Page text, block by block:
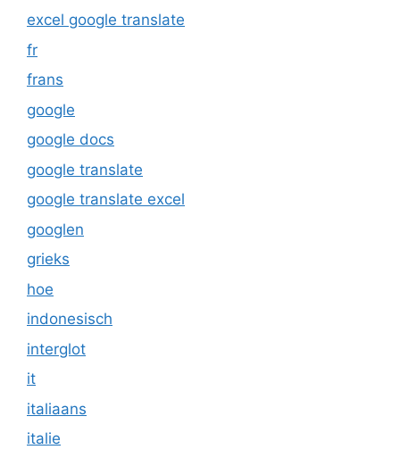
excel google translate
fr
frans
google
google docs
google translate
google translate excel
googlen
grieks
hoe
indonesisch
interglot
it
italiaans
italie